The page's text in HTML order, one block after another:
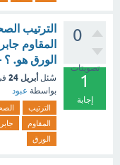
0
تصويتات
1
إجابة
الترتيب
المقاوم
الورق هو.
سُئل أبريل 24
بواسطة عبود
الترتيب
المقاوم
جابر
الورق